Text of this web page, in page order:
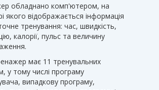
обладнано комп'ютером, на
якого відображається інформація
тренування: час, швидкість,
калорії, пульс та величину
має 11 тренувальних
у тому числі програму
випадкову програму,